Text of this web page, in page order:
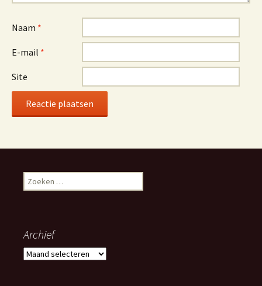
Naam *
E-mail *
Site
Zoeken
naar:
Archief
Archief